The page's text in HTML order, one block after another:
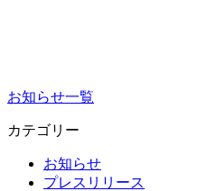
お知らせ一覧
カテゴリー
お知らせ
プレスリリース